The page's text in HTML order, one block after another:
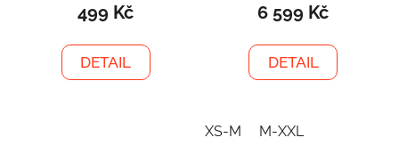
499 Kč
DETAIL
6 599 Kč
DETAIL
XS-M M-XXL